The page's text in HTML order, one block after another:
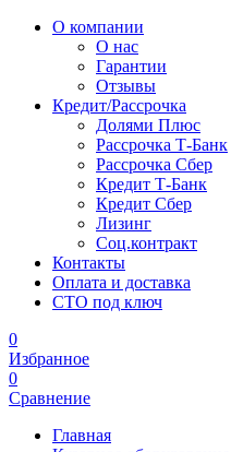
О компании
О нас
Гарантии
Отзывы
Кредит/Рассрочка
Долями Плюс
Рассрочка Т-Банк
Рассрочка Сбер
Кредит Т-Банк
Кредит Сбер
Лизинг
Соц.контракт
Контакты
Оплата и доставка
СТО под ключ
0
Избранное
0
Сравнение
Главная